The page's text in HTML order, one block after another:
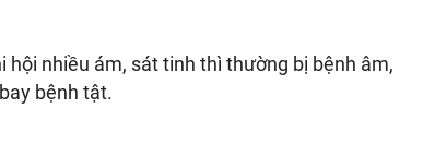
hội nhiều ám, sát tinh thì thường bị bệnh âm,
bệnh tật.